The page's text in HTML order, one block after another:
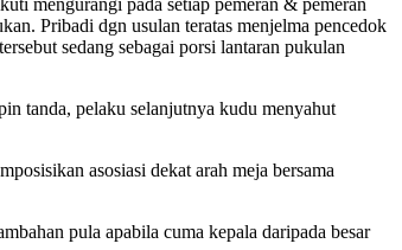
Pribadi dgn usulan teratas menjelma pencedok
sedang sebagai porsi lantaran pukulan
tanda, pelaku selanjutnya kudu menyahut
asosiasi dekat arah meja bersama
pula apabila cuma kepala daripada besar